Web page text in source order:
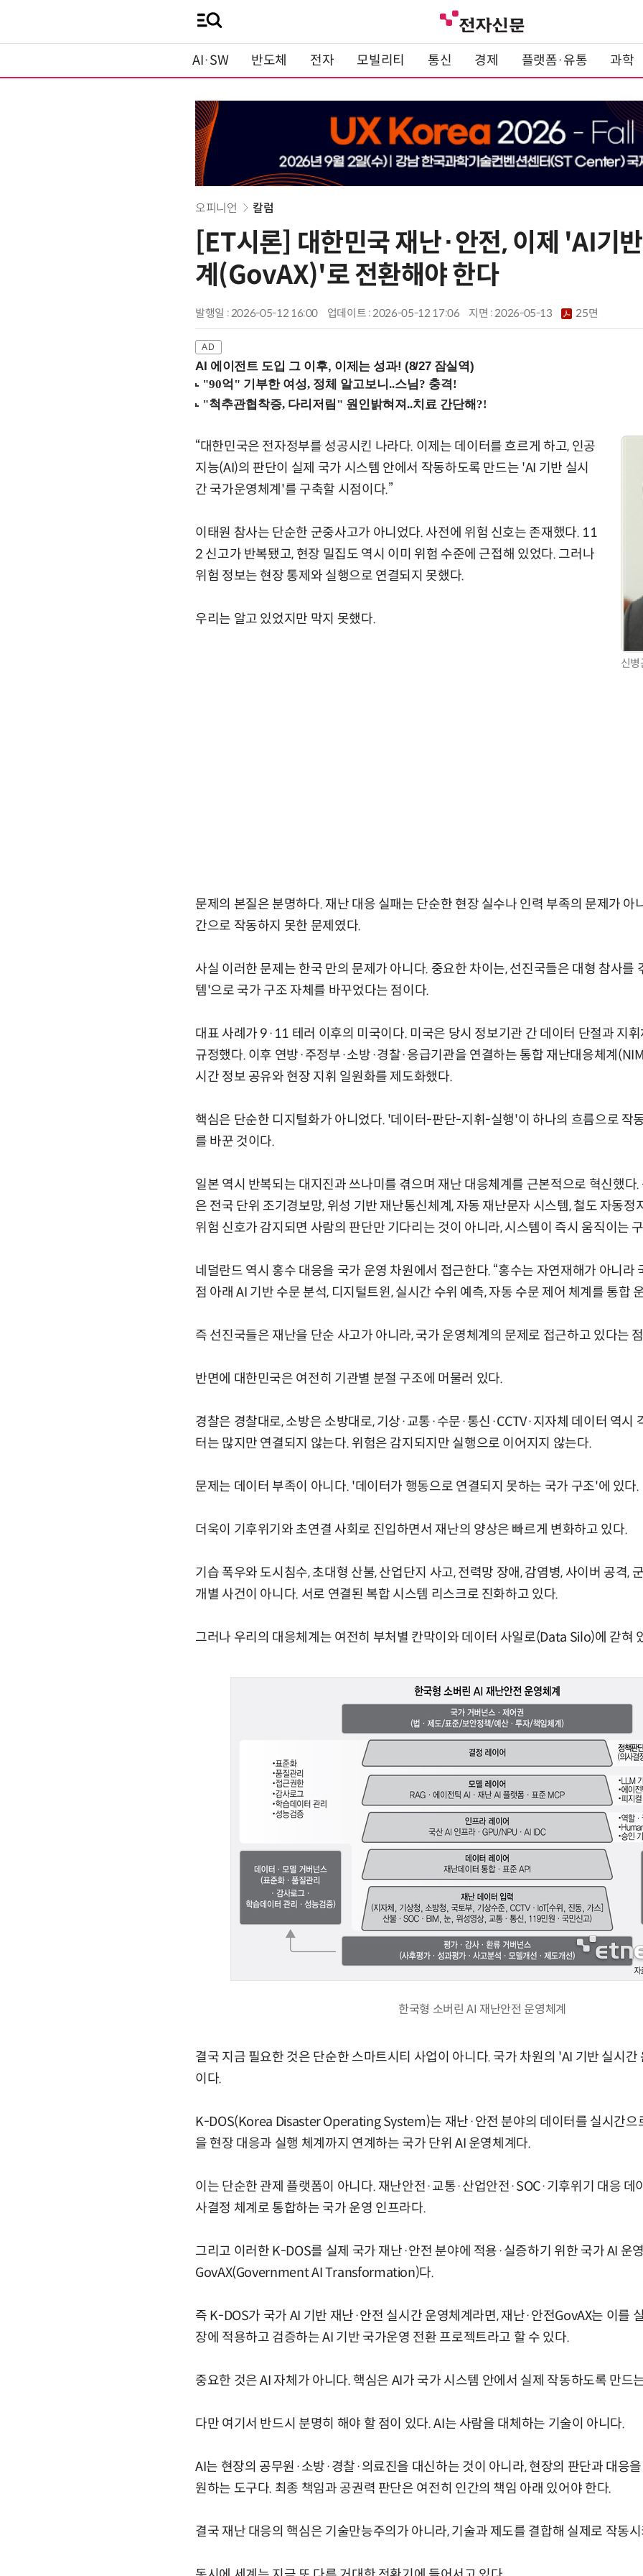
AI·SW 반도체 전자 모빌리티 통신 경제 플랫폼·유통 과학
오피니언 칼럼
[ET시론] 대한민국 재난·안전, 이제 'AI기
계(GovAX)'로 전환해야 한다
발행일 : 2026-05-12 16:00 업데이트 : 2026-05-12 17:06 지면 :2026-05-13 25면
AI 에이전트 도입 그 이후, 이제는 성과! (8/27 잠실역)
신
“대한민국은 전자정부를 성공시킨 나라다. 이제는 데이터를 흐르게 하고, 인공
지능(AI)의 판단이 실제 국가 시스템 안에서 작동하도록 만드는 'AI 기반 실시
간 국가운영체계'를 구축할 시점이다.”
이태원 참사는 단순한 군중사고가 아니었다. 사전에 위험 신호는 존재했다. 11
2 신고가 반복됐고, 현장 밀집도 역시 이미 위험 수준에 근접해 있었다. 그러나
위험 정보는 현장 통제와 실행으로 연결되지 못했다.
우리는 알고 있었지만 막지 못했다.
문제의 본질은 분명하다. 재난 대응 실패는 단순한 현장 실수나 인력 부족의 문제가 아
간으로 작동하지 못한 문제였다.
사실 이러한 문제는 한국 만의 문제가 아니다. 중요한 차이는, 선진국들은 대형 참사를
템'으로 국가 구조 자체를 바꾸었다는 점이다.
대표 사례가 9·11 테러 이후의 미국이다. 미국은 당시 정보기관 간 데이터 단절과 지
규정했다. 이후 연방·주정부·소방·경찰·응급기관을 연결하는 통합 재난대응체계
시간 정보 공유와 현장 지휘 일원화를 제도화했다.
핵심은 단순한 디지털화가 아니었다. '데이터-판단-지휘-실행'이 하나의 흐름으로 작
를 바꾼 것이다.
일본 역시 반복되는 대지진과 쓰나미를 겪으며 재난 대응체계를 근본적으로 혁신했다
은 전국 단위 조기경보망, 위성 기반 재난통신체계, 자동 재난문자 시스템, 철도 자동정
위험 신호가 감지되면 사람의 판단만 기다리는 것이 아니라, 시스템이 즉시 움직이는
네덜란드 역시 홍수 대응을 국가 운영 차원에서 접근한다. “홍수는 자연재해가 아니라
점 아래 AI 기반 수문 분석, 디지털트윈, 실시간 수위 예측, 자동 수문 제어 체계를 통합
즉 선진국들은 재난을 단순 사고가 아니라, 국가 운영체계의 문제로 접근하고 있다는
반면에 대한민국은 여전히 기관별 분절 구조에 머물러 있다.
경찰은 경찰대로, 소방은 소방대로, 기상·교통·수문·통신·CCTV·지자체 데이터 역시
터는 많지만 연결되지 않는다. 위험은 감지되지만 실행으로 이어지지 않는다.
문제는 데이터 부족이 아니다. '데이터가 행동으로 연결되지 못하는 국가 구조'에 있다.
더욱이 기후위기와 초연결 사회로 진입하면서 재난의 양상은 빠르게 변화하고 있다.
기습 폭우와 도시침수, 초대형 산불, 산업단지 사고, 전력망 장애, 감염병, 사이버 공격,
개별 사건이 아니다. 서로 연결된 복합 시스템 리스크로 진화하고 있다.
그러나 우리의 대응체계는 여전히 부처별 칸막이와 데이터 사일로(Data Silo)에 갇혀
한국형 소버린 AI 재난안전 운영체계
결국 지금 필요한 것은 단순한 스마트시티 사업이 아니다. 국가 차원의 'AI 기반 실시
이다.
K-DOS(Korea Disaster Operating System)는 재난·안전 분야의 데이터를 실시간으
을 현장 대응과 실행 체계까지 연계하는 국가 단위 AI 운영체계다.
이는 단순한 관제 플랫폼이 아니다. 재난안전·교통·산업안전·SOC·기후위기 대응 데
사결정 체계로 통합하는 국가 운영 인프라다.
그리고 이러한 K-DOS를 실제 국가 재난·안전 분야에 적용·실증하기 위한 국가 AI 운
GovAX(Government AI Transformation)다.
즉 K-DOS가 국가 AI 기반 재난·안전 실시간 운영체계라면, 재난·안전GovAX는 이를
장에 적용하고 검증하는 AI 기반 국가운영 전환 프로젝트라고 할 수 있다.
중요한 것은 AI 자체가 아니다. 핵심은 AI가 국가 시스템 안에서 실제 작동하도록 만드
다만 여기서 반드시 분명히 해야 할 점이 있다. AI는 사람을 대체하는 기술이 아니다.
AI는 현장의 공무원·소방·경찰·의료진을 대신하는 것이 아니라, 현장의 판단과 대응
원하는 도구다. 최종 책임과 공권력 판단은 여전히 인간의 책임 아래 있어야 한다.
결국 재난 대응의 핵심은 기술만능주의가 아니라, 기술과 제도를 결합해 실제로 작동